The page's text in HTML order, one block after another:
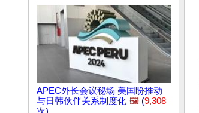
APEC外长会议秘场 美国盼推动
与日韩伙伴关系制度化 🖼️ (9,308